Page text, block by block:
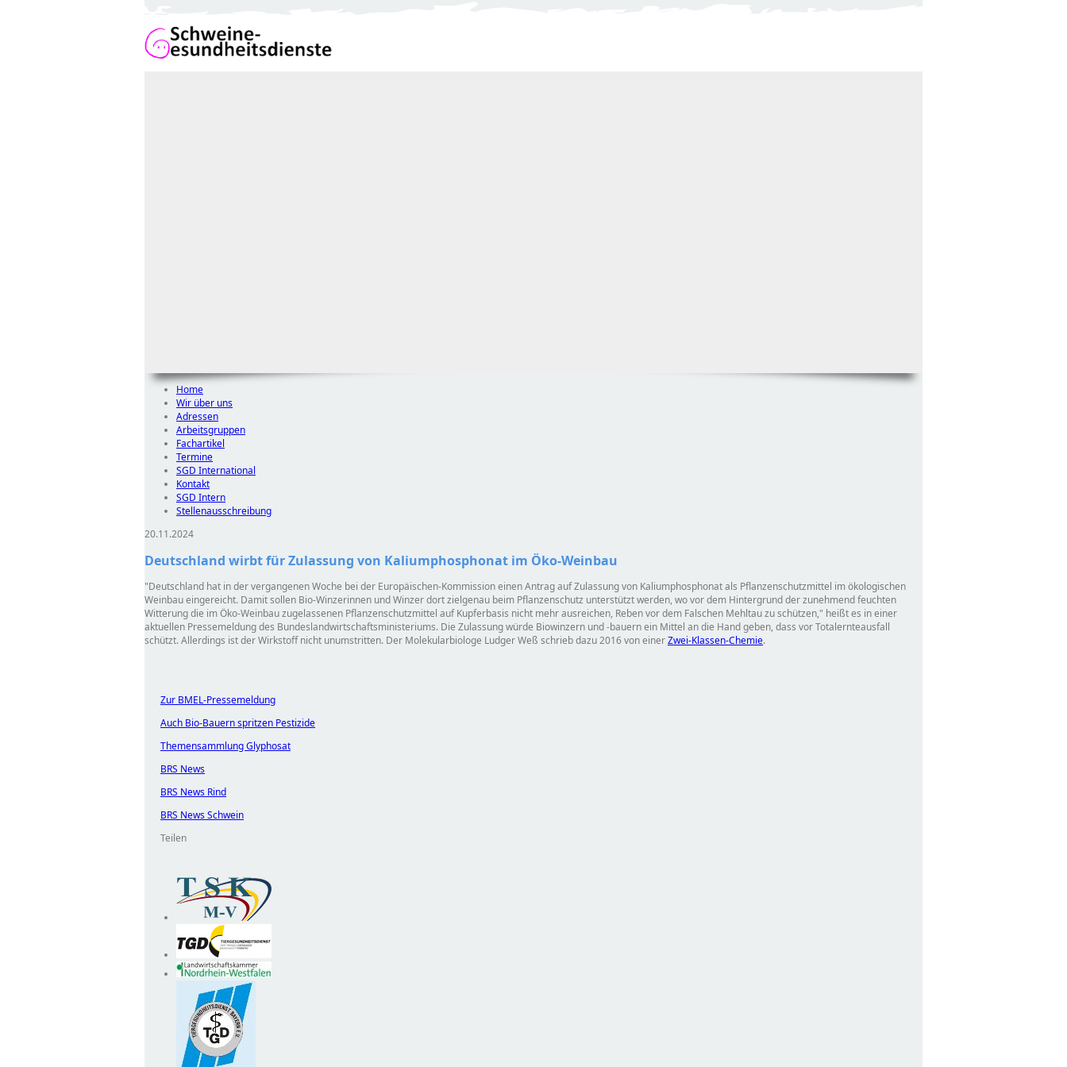
Home
Wir über uns
Adressen
Arbeitsgruppen
Fachartikel
Termine
SGD International
Kontakt
SGD Intern
Stellenausschreibung
20.11.2024
Deutschland wirbt für Zulassung von Kaliumphosphonat im Öko-Weinbau
Deutschland hat in der vergangenen Woche bei der Europäischen-Kommission einen Antrag auf Zulassung von Kaliumphosphonat als Pflanzenschutzmittel im ökologischen
Weinbau eingereicht. Damit sollen Bio-Winzerinnen und Winzer dort zielgenau beim Pflanzenschutz unterstützt werden, wo vor dem Hintergrund der zunehmend feuchten
Witterung die im Öko-Weinbau zugelassenen Pflanzenschutzmittel auf Kupferbasis nicht mehr ausreichen, Reben vor dem Falschen Mehltau zu schützen, heißt es in einer
aktuellen Pressemeldung des Bundeslandwirtschaftsministeriums. Die Zulassung würde Biowinzern und -bauern ein Mittel an die Hand geben, dass vor Totalernteausfall
schützt. Allerdings ist der Wirkstoff nicht unumstritten. Der Molekularbiologe Ludger Weß schrieb dazu 2016 von einerZwei-Klassen-Chemie.
Zur BMEL-Pressemeldung
Auch Bio-Bauern spritzen Pestizide
Themensammlung Glyphosat
BRS News
BRS News Rind
BRS News Schwein
Teilen